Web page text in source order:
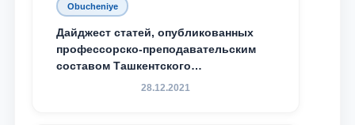
Obucheniye
Дайджест статей, опубликованных
профессорско-преподавательским
составом Ташкентского
государственного юридического
28.12.2021